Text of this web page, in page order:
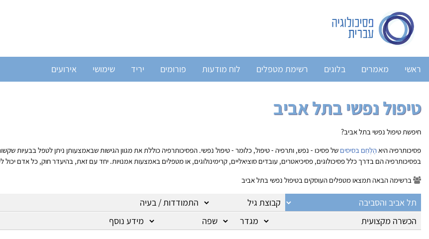
ראשי מאמרים בלוגים רשימת מטפלים לוח מודעות פורומים יריד שימושי אירועים
טיפול נפשי בתל אביב
חיפשת טיפול נפשי בתל אביב?
פסיכותרפיה היאהֶלְחֵם בסיסים של פסיכו - נפש, ותרפיה - טיפול, כלומר - טיפול נפשי. הפסיכותרפיה כוללת את מגוון הגישות שבאמצעותן ניתן לטפל בבעיות
בפסיכותרפיה הם בדרך כלל פסיכולוגים, פסיכיאטרים, עובדים סוציאליים, קרימינולוגים, או מטפלים באמצעות אמנויות. יחד עם זאת, בהיעדר חוק, כל אדם יכול
ברשימה הבאה תמצאו מטפלים העוסקים בטיפול נפשי בתל אביב